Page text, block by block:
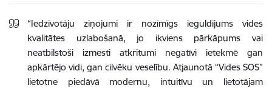
“Iedzīvotāju ziņojumi ir nozīmīgs ieguldījums vides
kvalitātes uzlabošanā, jo ikviens pārkāpums vai
neatbilstoši izmesti atkritumi negatīvi ietekmē gan
apkārtējo vidi, gan cilvēku veselību. Atjaunotā “Vides SOS”
lietotne piedāvā modernu, intuitīvu un lietotājam